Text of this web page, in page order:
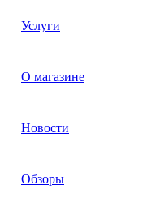
Услуги
О магазине
Новости
Обзоры